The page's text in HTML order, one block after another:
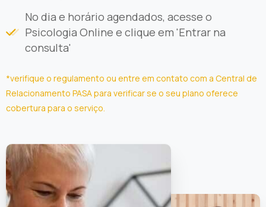
No dia e horário agendados, acesse o
Psicologia Online e clique em 'Entrar na
consulta'
*verifique o regulamento ou entre em contato com a Central de
Relacionamento PASA para verificar se o seu plano oferece
cobertura para o serviço.